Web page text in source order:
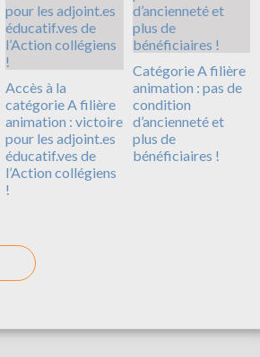
Accès à la
catégorie A filière
animation : victoire
pour les adjoint.es
éducatif.ves de
l’Action collégiens
!
Catégorie A filière
animation : pas de
condition
d’ancienneté et
plus de
bénéficiaires !